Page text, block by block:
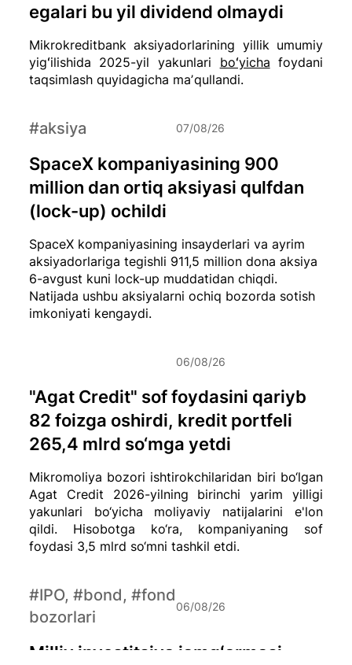
Mikrokreditbank aksiyadorlarining yillik umumiy
yigʻilishida 2025-yil yakunlari boʻyicha foydani
taqsimlash quyidagicha maʼqullandi.
egalari bu yil dividend olmaydi
SpaceX kompaniyasining insayderlari va ayrim
aksiyadorlariga tegishli 911,5 million dona aksiya
6-avgust kuni lock-up muddatidan chiqdi.
Natijada ushbu aksiyalarni ochiq bozorda sotish
imkoniyati kengaydi.
SpaceX kompaniyasining 900
million dan ortiq aksiyasi qulfdan
(lock-up) ochildi
#aksiya 07/08/26
Mikromoliya bozori ishtirokchilaridan biri bo‘lgan
Agat Credit 2026-yilning birinchi yarim yilligi
yakunlari bo‘yicha moliyaviy natijalarini e'lon
qildi. Hisobotga ko‘ra, kompaniyaning sof
foydasi 3,5 mlrd so‘mni tashkil etdi.
"Agat Credit" sof foydasini qariyb
82 foizga oshirdi, kredit portfeli
265,4 mlrd so‘mga yetdi
06/08/26
Milliy investitsiya jamgʻarmasi
#IPO, #bond, #fond
bozorlari
06/08/26